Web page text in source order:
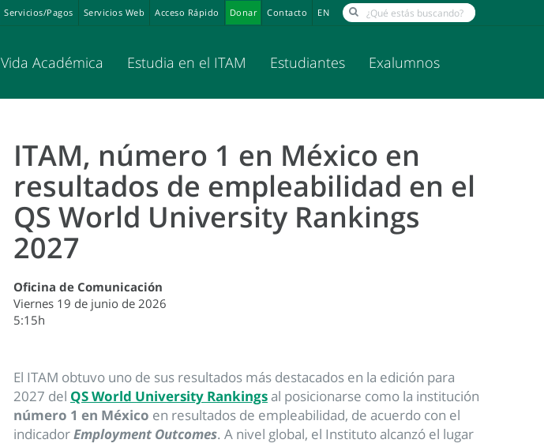
Servicios/Pagos Servicios Web Acceso Rápido Donar Contacto EN
Vida Académica Estudia en el ITAM Estudiantes Exalumnos
ITAM, número 1 en México en
resultados de empleabilidad en el
QS World University Rankings
2027
Oficina de Comunicación
Viernes 19 de junio de 2026
5:15h
El ITAM obtuvo uno de sus resultados más destacados en la edición para
2027 del QS World University Rankingsal posicionarse como la institución
número 1 en México en resultados de empleabilidad, de acuerdo con el
indicadorEmployment Outcomes. A nivel global, el Instituto alcanzó el lugar